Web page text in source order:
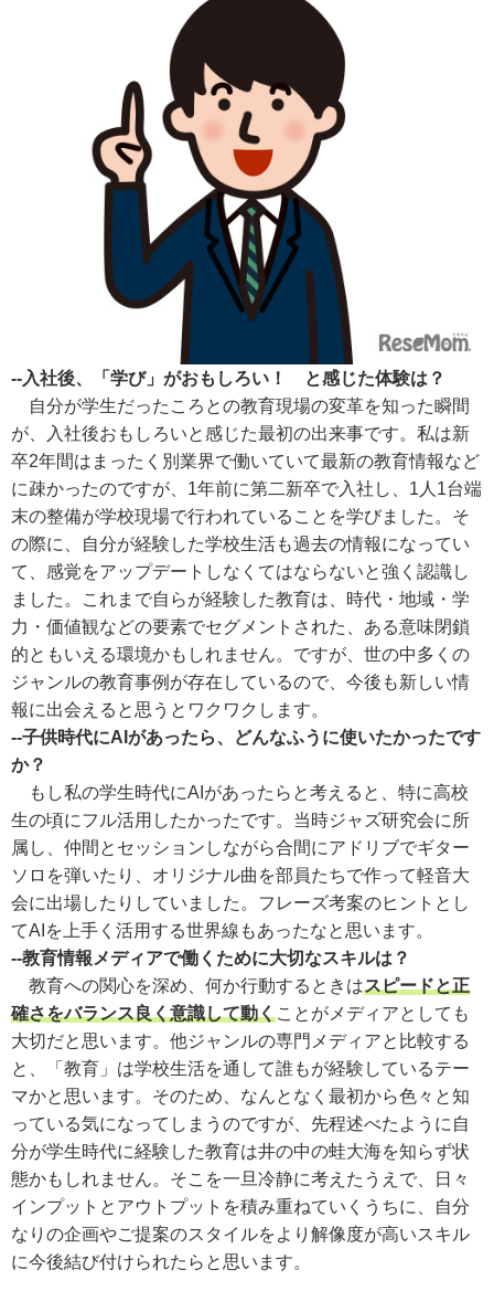
--入社後、「学び」がおもしろい！ と感じた体験は？
自分が学生だったころとの教育現場の変革を知った瞬間
が、入社後おもしろいと感じた最初の出来事です。私は新
卒2年間はまったく別業界で働いていて最新の教育情報など
に疎かったのですが、1年前に第二新卒で入社し、1人1台端
末の整備が学校現場で行われていることを学びました。そ
の際に、自分が経験した学校生活も過去の情報になってい
て、感覚をアップデートしなくてはならないと強く認識し
ました。これまで自らが経験した教育は、時代・地域・学
力・価値観などの要素でセグメントされた、ある意味閉鎖
的ともいえる環境かもしれません。ですが、世の中多くの
ジャンルの教育事例が存在しているので、今後も新しい情
報に出会えると思うとワクワクします。
--子供時代にAIがあったら、どんなふうに使いたかったです
か？
もし私の学生時代にAIがあったらと考えると、特に高校
生の頃にフル活用したかったです。当時ジャズ研究会に所
属し、仲間とセッションしながら合間にアドリブでギター
ソロを弾いたり、オリジナル曲を部員たちで作って軽音大
会に出場したりしていました。フレーズ考案のヒントとし
てAIを上手く活用する世界線もあったなと思います。
--教育情報メディアで働くために大切なスキルは？
教育への関心を深め、何か行動するときはスピードと正
確さをバランス良く意識して動くことがメディアとしても
大切だと思います。他ジャンルの専門メディアと比較する
と、「教育」は学校生活を通して誰もが経験しているテー
マかと思います。そのため、なんとなく最初から色々と知
っている気になってしまうのですが、先程述べたように自
分が学生時代に経験した教育は井の中の蛙大海を知らず状
態かもしれません。そこを一旦冷静に考えたうえで、日々
インプットとアウトプットを積み重ねていくうちに、自分
なりの企画やご提案のスタイルをより解像度が高いスキル
に今後結び付けられたらと思います。